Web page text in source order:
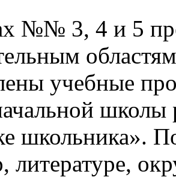
№№ 3, 4 и 5
учебные
школы
школьника».
литературе,